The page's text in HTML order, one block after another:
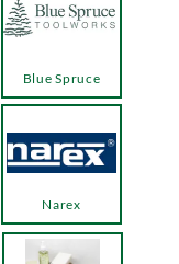
Blue Spruce
Narex